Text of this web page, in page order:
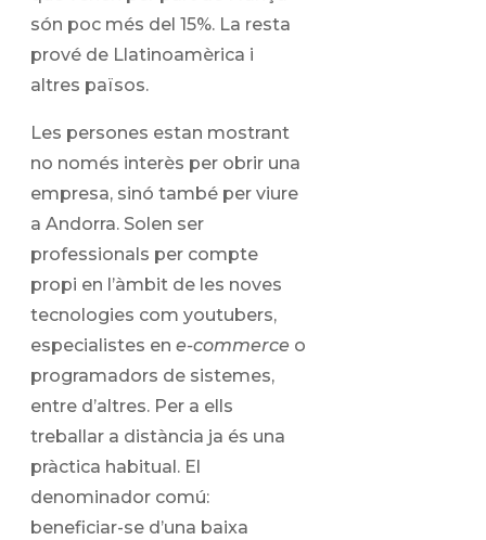
són poc més del 15%. La resta
prové de Llatinoamèrica i
altres països.
Les persones estan mostrant
no només interès per obrir una
empresa, sinó també per viure
a Andorra. Solen ser
professionals per compte
propi en l’àmbit de les noves
tecnologies com youtubers,
especialistes en e-commerce o
programadors de sistemes,
entre d’altres. Per a ells
treballar a distància ja és una
pràctica habitual. El
denominador comú:
beneficiar-se d’una baixa